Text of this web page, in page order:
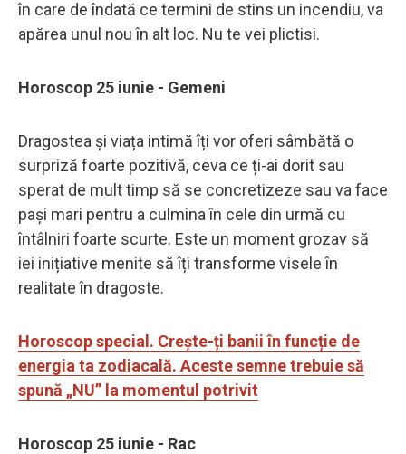
în care de îndată ce termini de stins un incendiu, va
apărea unul nou în alt loc. Nu te vei plictisi.
Horoscop 25 iunie - Gemeni
Dragostea și viața intimă îți vor oferi sâmbătă o
surpriză foarte pozitivă, ceva ce ți-ai dorit sau
sperat de mult timp să se concretizeze sau va face
pași mari pentru a culmina în cele din urmă cu
întâlniri foarte scurte. Este un moment grozav să
iei inițiative menite să îți transforme visele în
realitate în dragoste.
Horoscop special. Crește-ți banii în funcție de
energia ta zodiacală. Aceste semne trebuie să
spună „NU” la momentul potrivit
Horoscop 25 iunie - Rac